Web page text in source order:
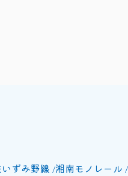
ずみ野線 湘南モノレール